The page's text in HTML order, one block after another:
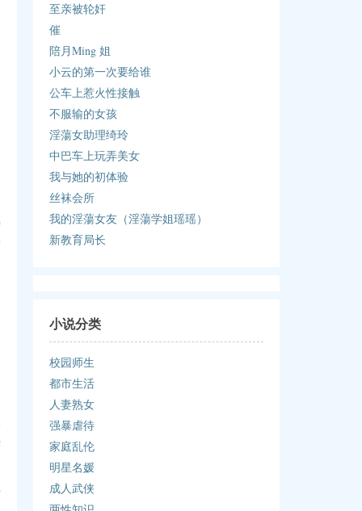
至亲被轮奸
催
陪月Ming 姐
小云的第一次要给谁
公车上惹火性接触
不服输的女孩
淫蕩女助理绮玲
中巴车上玩弄美女
我与她的初体验
丝袜会所
我的淫蕩女友（淫蕩学姐瑶瑶）
新教育局长
小说分类
校园师生
都市生活
人妻熟女
强暴虐待
家庭乱伦
明星名媛
成人武侠